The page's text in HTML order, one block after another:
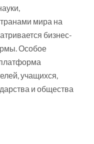
мира на
бизнес-
Особое
учащихся,
и общества